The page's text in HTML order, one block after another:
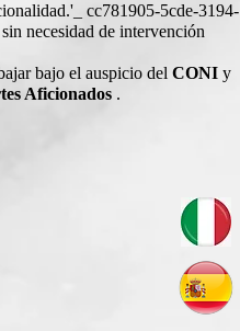
cc781905-5cde-3194-
necesidad de intervención
bajo el auspicio del CONI y
Aficionados .